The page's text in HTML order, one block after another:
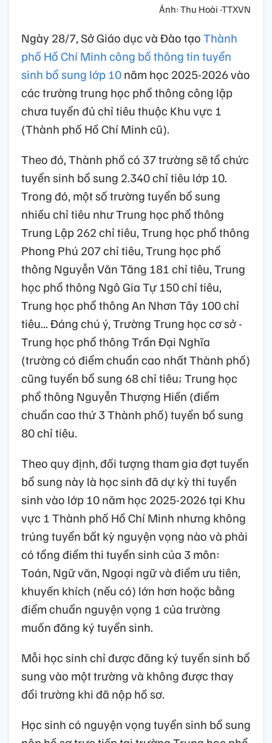
Ảnh: Thu Hoài -TTXVN
Ngày 28/7, Sở Giáo dục và Đào tạoThành
phố Hồ Chí Minh công bố thông tin tuyển
sinh bổ sung lớp 10năm học 2025-2026 vào
các trường trung học phổ thông công lập
chưa tuyển đủ chỉ tiêu thuộc Khu vực 1
(Thành phố Hồ Chí Minh cũ).
Theo đó, Thành phố có 37 trường sẽ tổ chức
tuyển sinh bổ sung 2.340 chỉ tiêu lớp 10.
Trong đó, một số trường tuyển bổ sung
nhiều chỉ tiêu như Trung học phổ thông
Trung Lập 262 chỉ tiêu, Trung học phổ thông
Phong Phú 207 chỉ tiêu, Trung học phổ
thông Nguyễn Văn Tăng 181 chỉ tiêu, Trung
học phổ thông Ngô Gia Tự 150 chỉ tiêu,
Trung học phổ thông An Nhơn Tây 100 chỉ
tiêu... Đáng chú ý, Trường Trung học cơ sở -
Trung học phổ thông Trần Đại Nghĩa
(trường có điểm chuẩn cao nhất Thành phố)
cũng tuyển bổ sung 68 chỉ tiêu; Trung học
phổ thông Nguyễn Thượng Hiền (điểm
chuẩn cao thứ 3 Thành phố) tuyển bổ sung
80 chỉ tiêu.
Theo quy định, đối tượng tham gia đợt tuyển
bổ sung này là học sinh đã dự kỳ thi tuyển
sinh vào lớp 10 năm học 2025-2026 tại Khu
vực 1 Thành phố Hồ Chí Minh nhưng không
trúng tuyển bất kỳ nguyện vọng nào và phải
có tổng điểm thi tuyển sinh của 3 môn:
Toán, Ngữ văn, Ngoại ngữ và điểm ưu tiên,
khuyến khích (nếu có) lớn hơn hoặc bằng
điểm chuẩn nguyện vọng 1 của trường
muốn đăng ký tuyển sinh.
Mỗi học sinh chỉ được đăng ký tuyển sinh bổ
sung vào một trường và không được thay
đổi trường khi đã nộp hồ sơ.
Học sinh có nguyện vọng tuyển sinh bổ sung